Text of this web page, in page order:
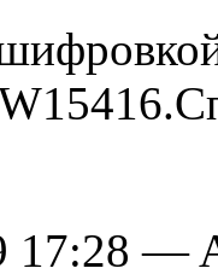
17:28 —